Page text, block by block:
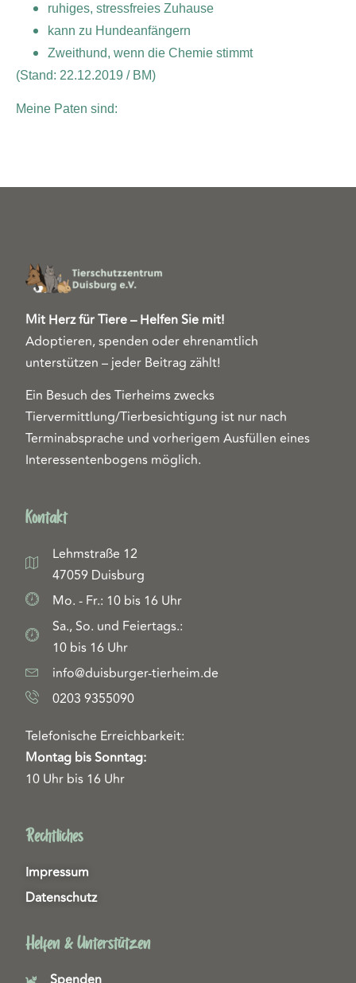
ruhiges, stressfreies Zuhause
kann zu Hundeanfängern
Zweithund, wenn die Chemie stimmt
(Stand: 22.12.2019 / BM)
Meine Paten sind:
Mit Herz für Tiere – Helfen Sie mit!
Adoptieren, spenden oder ehrenamtlich
unterstützen – jeder Beitrag zählt!
Ein Besuch des Tierheims zwecks
Tiervermittlung/Tierbesichtigung ist nur nach
Terminabsprache und vorherigem Ausfüllen eines
Interessentenbogens möglich.
Kontakt
Lehmstraße 12
47059 Duisburg
Mo. - Fr.: 10 bis 16 Uhr
Sa., So. und Feiertags.:
10 bis 16 Uhr
info@duisburger-tierheim.de
0203 9355090
Telefonische Erreichbarkeit:
Montag bis Sonntag:
10 Uhr bis 16 Uhr
Rechtliches
Impressum
Datenschutz
Helfen & Unterstützen